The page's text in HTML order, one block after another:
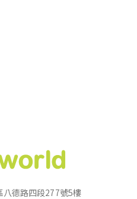
八德路四段277號5樓